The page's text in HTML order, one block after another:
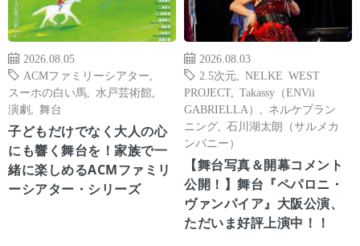
2026.08.05
ACMファミリーシアター
スーホの白い馬
水戸芸術館
演劇
舞台
子どもだけでなく大人の心
にも響く舞台を！家族で一
緒に楽しめるACMファミリ
ーシアター・シリーズ
2026.08.03
2.5次元
NELKE WEST
PROJECT, Takassy（ENVii
GABRIELLA）
ネルケプラン
ニング
石川湖太朗（サルメカ
ンパニー）
【舞台写真＆開幕コメント
公開！】舞台『ペパロニ・
ヴァンパイア』大阪公演、
ただいま好評上演中！！